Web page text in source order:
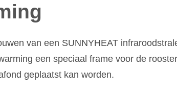
van een SUNNYHEAT
een speciaal frame voor de
geplaatst kan worden.